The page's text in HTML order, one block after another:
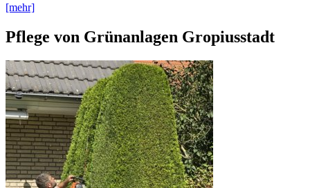
[mehr]
Pflege von Grünanlagen Gropiusstadt